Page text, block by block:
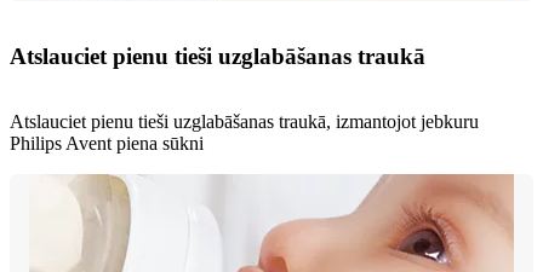
Atslauciet pienu tieši uzglabāšanas traukā
Atslauciet pienu tieši uzglabāšanas traukā, izmantojot jebkuru
Philips Avent piena sūkni